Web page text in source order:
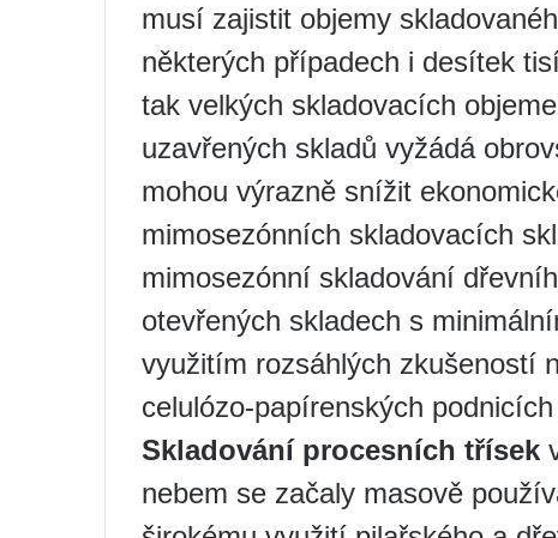
musí zajistit objemy
některých případech i desítek
tak velkých skladovacích
uzavřených skladů vyžádá
mohou výrazně snížit
mimosezónních skladovacích
mimosezónní skladování
otevřených skladech s
využitím rozsáhlých zkušeností
celulózo-papírenských
Skladování procesních třísek
nebem se začaly masově